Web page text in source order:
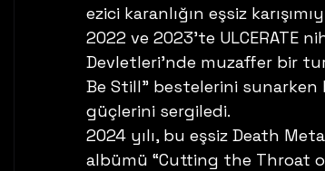
ezici karanlığın eşsiz
2022 ve 2023’te ULCERATE
Devletleri’nde muzaffer bir
Be Still” bestelerini sunarken
güçlerini sergiledi.
2024 yılı, bu eşsiz Death
albümü “Cutting the Throat